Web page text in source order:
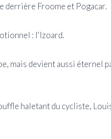
derrière Froome et Pogacar.
: l'Izoard.
mais devient aussi éternel
haletant du cycliste,